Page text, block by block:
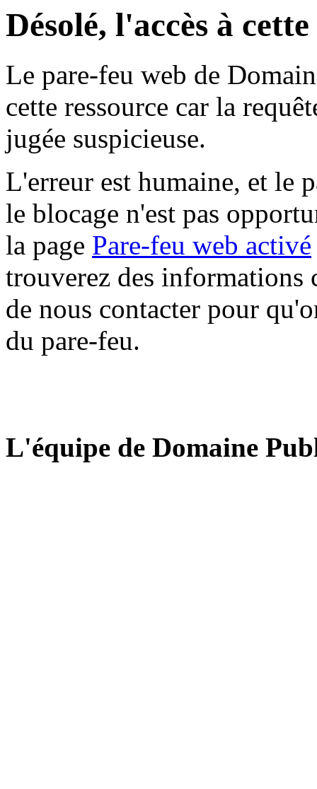
Désolé, l'accès à
Le pare-feu web de
cette ressource car la
jugée suspicieuse.
L'erreur est humaine, et le
le blocage n'est pas
la page Pare-feu web activé
trouverez des informations
de nous contacter pour
du pare-feu.
L'équipe de Domaine